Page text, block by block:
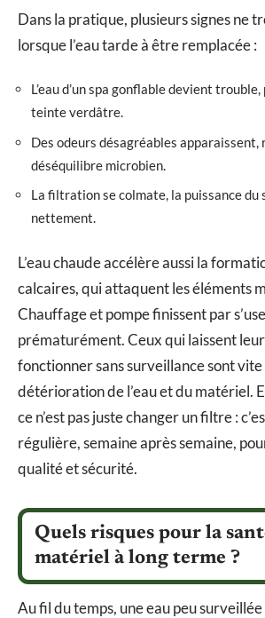
Dans la pratique, plusieurs signes ne
lorsque l’eau tarde à être remplacée :
L’eau d’un spa gonflable devient
teinte verdâtre.
Des odeurs désagréables apparaissent,
déséquilibre microbien.
La filtration se colmate, la puissance du
nettement.
L’eau chaude accélère aussi la
calcaires, qui attaquent les éléments
Chauffage et pompe finissent par
prématurément. Ceux qui laissent
fonctionner sans surveillance sont
détérioration de l’eau et du matériel.
ce n’est pas juste changer un filtre :
régulière, semaine après semaine,
qualité et sécurité.
Quels risques pour la
matériel à long terme ?
Au fil du temps, une eau peu